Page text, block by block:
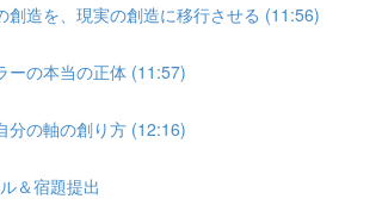
造を、現実の創造に移行させる (11:56)
の本当の正体 (11:57)
の軸の創り方 (12:16)
＆宿題提出